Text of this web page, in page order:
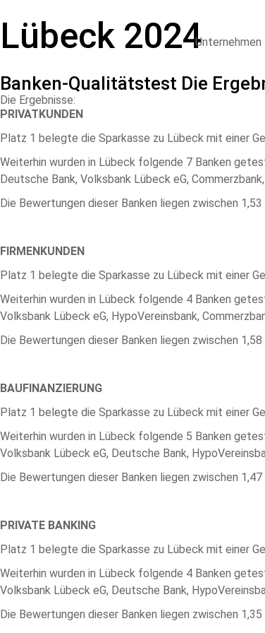
Unternehmen
Lübeck 2024
Banken-Qualitätstest Die
Die Ergebnisse:
PRIVATKUNDEN
Platz 1 belegte die Sparkasse zu Lübeck mit einer
Weiterhin wurden in Lübeck folgende 7 Banken
Deutsche Bank, Volksbank Lübeck eG,
Die Bewertungen dieser Banken liegen zwischen 1,53
FIRMENKUNDEN
Platz 1 belegte die Sparkasse zu Lübeck mit einer
Weiterhin wurden in Lübeck folgende 4 Banken
Volksbank Lübeck eG, HypoVereinsbank,
Die Bewertungen dieser Banken liegen zwischen 1,58
BAUFINANZIERUNG
Platz 1 belegte die Sparkasse zu Lübeck mit einer
Weiterhin wurden in Lübeck folgende 5 Banken
Volksbank Lübeck eG, Deutsche Bank,
Die Bewertungen dieser Banken liegen zwischen 1,47
PRIVATE BANKING
Platz 1 belegte die Sparkasse zu Lübeck mit einer
Weiterhin wurden in Lübeck folgende 4 Banken
Volksbank Lübeck eG, Deutsche Bank,
Die Bewertungen dieser Banken liegen zwischen 1,35